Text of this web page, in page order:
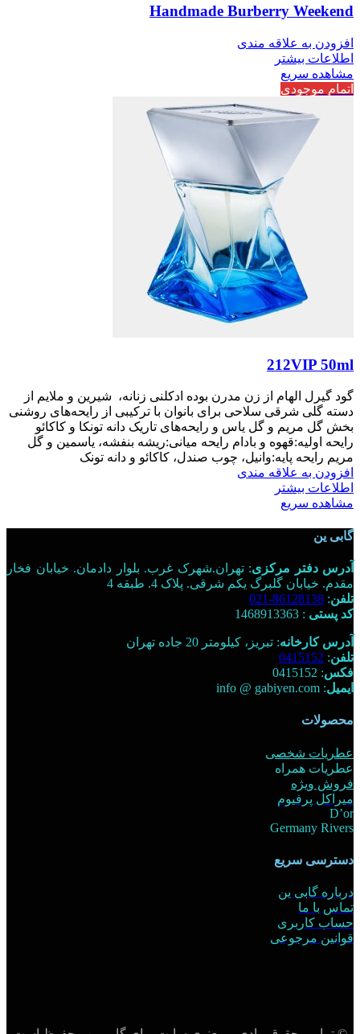
Handmade Burberry Weekend
افزودن به علاقه مندی
اطلاعات بیشتر
مشاهده سریع
اتمام موجودی
212VIP 50ml
گود گیرل الهام از زن مدرن بوده ادکلنی زنانه، شیرین و ملایم از
دسته گلی شرقی سلاحی برای بانوان با ترکیبی از رایحه‌های روشنی
بخش گل مریم و گل یاس و رایحه‌های تاریک دانه تونکا و کاکائو
رایحه اولیه:قهوه و بادام رایحه میانی:ریشه بنفشه، یاسمین و گل
مریم رایحه پایه:وانیل، چوب صندل، کاکائو و دانه تونک
افزودن به علاقه مندی
اطلاعات بیشتر
مشاهده سریع
گابی ین
آدرس دفتر مرکزی: تهران.شهرک غرب. بلوار دادمان. خیابان فخار
مقدم. خیابان گلبرگ یکم شرقی. پلاک 4. طبقه 4
تلفن:
86128138-021
کد پستی : 1468913363
آدرس کارخانه: تبریز، کیلومتر 20 جاده تهران
تلفن:
0415152
فکس: 0415152
ایمیل: info @ gabiyen.com
محصولات
عطریات شخصی
عطریات همراه
فروش ویژه
میراکل پرفیوم
D’or
Germany Rivers
دسترسی سریع
درباره گابی ین
تماس با ما
حساب کاربری
قوانین مرجوعی